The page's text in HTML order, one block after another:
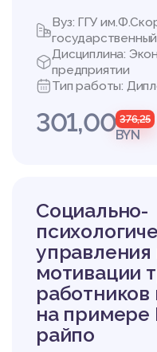
Вуз: ГГУ
Дисциплина:
предприятии
Тип работы:
301,00 376,25
BYN
Социально-
управления
мотивации
на примере
райпо